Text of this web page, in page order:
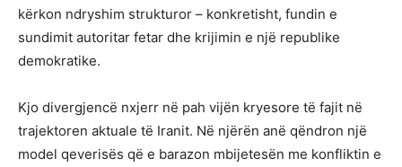
kërkon ndryshim strukturor – konkretisht, fundin e
sundimit autoritar fetar dhe krijimin e një republike
demokratike.
Kjo divergjencë nxjerr në pah vijën kryesore të fajit në
trajektoren aktuale të Iranit. Në njërën anë qëndron një
model qeverisës që e barazon mbijetesën me konfliktin e